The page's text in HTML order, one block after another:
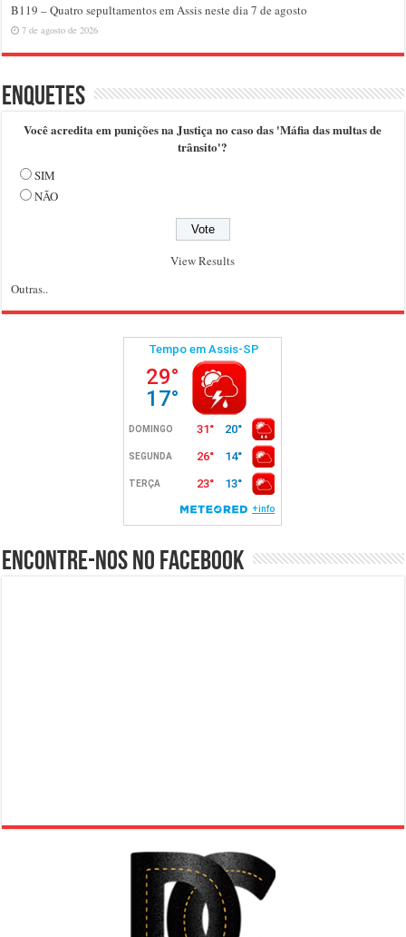
B119 – Quatro sepultamentos em Assis neste dia 7 de agosto
7 de agosto de 2026
Enquetes
Você acredita em punições na Justiça no caso das 'Máfia das multas de
trânsito'?
SIM
NÃO
View Results
Outras..
Encontre-nos no Facebook